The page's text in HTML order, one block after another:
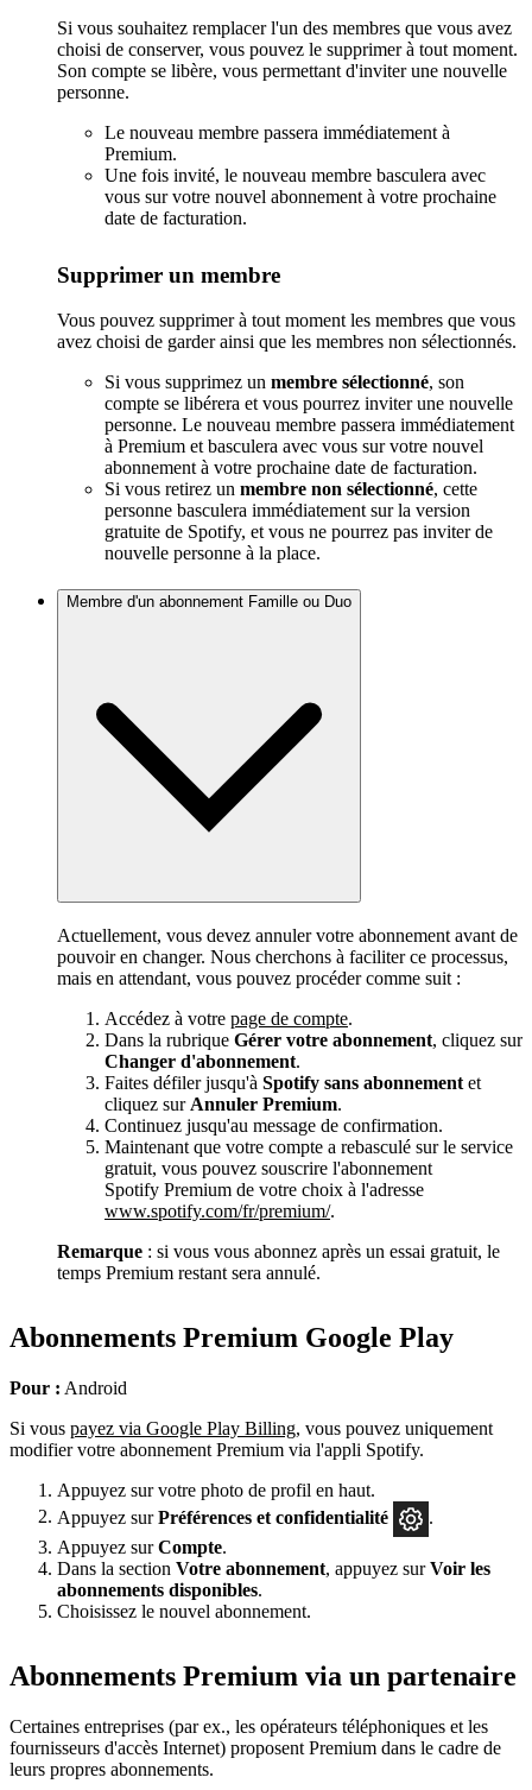
Si vous souhaitez remplacer l'un des membres que vous avez
choisi de conserver, vous pouvez le supprimer à tout moment.
Son compte se libère, vous permettant d'inviter une nouvelle
personne.
Le nouveau membre passera immédiatement à
Premium.
Une fois invité, le nouveau membre basculera avec
vous sur votre nouvel abonnement à votre prochaine
date de facturation.
Supprimer un membre
Vous pouvez supprimer à tout moment les membres que vous
avez choisi de garder ainsi que les membres non sélectionnés.
Si vous supprimez un membre sélectionné, son
compte se libérera et vous pourrez inviter une nouvelle
personne. Le nouveau membre passera immédiatement
à Premium et basculera avec vous sur votre nouvel
abonnement à votre prochaine date de facturation.
Si vous retirez un membre non sélectionné, cette
personne basculera immédiatement sur la version
gratuite de Spotify, et vous ne pourrez pas inviter de
nouvelle personne à la place.
Membre d'un abonnement Famille ou Duo
Actuellement, vous devez annuler votre abonnement avant de
pouvoir en changer. Nous cherchons à faciliter ce processus,
mais en attendant, vous pouvez procéder comme suit :
Accédez à votre page de compte.
Dans la rubrique Gérer votre abonnement, cliquez sur
Changer d'abonnement.
Faites défiler jusqu'à Spotify sans abonnement et
cliquez sur Annuler Premium.
Continuez jusqu'au message de confirmation.
Maintenant que votre compte a rebasculé sur le service
gratuit, vous pouvez souscrire l'abonnement
Spotify Premium de votre choix à l'adresse
www.spotify.com/fr/premium/.
Remarque : si vous vous abonnez après un essai gratuit, le
temps Premium restant sera annulé.
Abonnements Premium Google Play
Pour : Android
Si vous payez via Google Play Billing, vous pouvez uniquement
modifier votre abonnement Premium via l'appli Spotify.
Appuyez sur votre photo de profil en haut.
Appuyez surPréférences et confidentialité
Appuyez surCompte.
Dans la section Votre abonnement, appuyez surVoir les
abonnements disponibles.
Choisissez le nouvel abonnement.
Abonnements Premium via un partenaire
Certaines entreprises (par ex., les opérateurs téléphoniques et les
fournisseurs d'accès Internet) proposent Premium dans le cadre de
leurs propres abonnements.